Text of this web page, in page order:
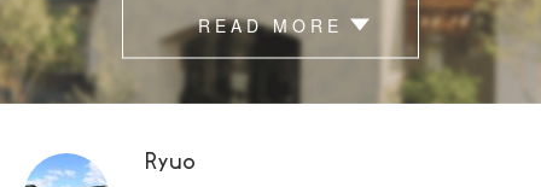
READ MORE
Ryuo